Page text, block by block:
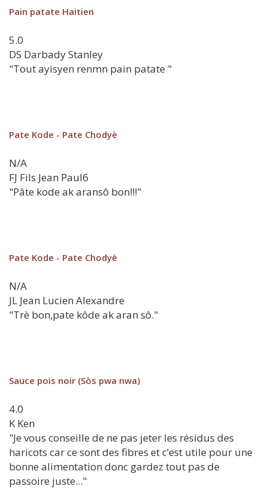
Pain patate Haitien
5.0
DS Darbady Stanley
"Tout ayisyen renmn pain patate "
Pate Kode - Pate Chodyè
N/A
FJ Fils Jean Paul6
"Pâte kode ak aransô bon!!!"
Pate Kode - Pate Chodyè
N/A
JL Jean Lucien Alexandre
"Trè bon,pate kôde ak aran sô."
Sauce pois noir (Sòs pwa nwa)
4.0
K Ken
"Je vous conseille de ne pas jeter les résidus des
haricots car ce sont des fibres et c’est utile pour une
bonne alimentation donc gardez tout pas de
passoire juste..."